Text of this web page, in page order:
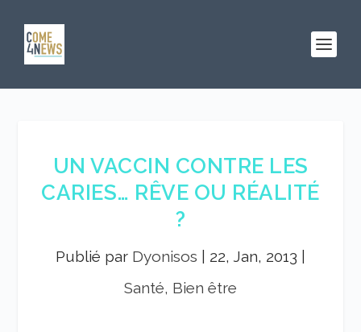
UN VACCIN CONTRE LES
CARIES… RÊVE OU RÉALITÉ
?
Publié par Dyonisos 22, Jan, 2013
Santé, Bien être